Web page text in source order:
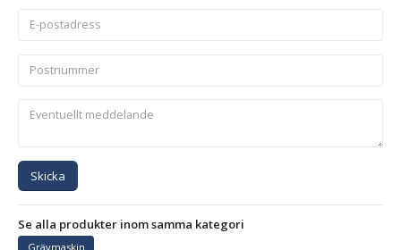
Skicka
Se alla produkter inom samma kategori